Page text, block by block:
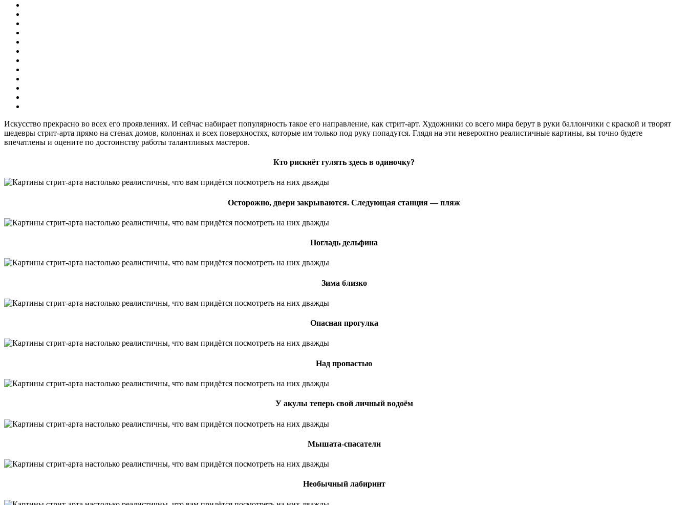
Искусство прекрасно во всех его проявлениях. И сейчас набирает популярность такое его направление, как стрит-арт. Художники со всего мира берут в руки баллончики с краской и творят
шедевры стрит-арта прямо на стенах домов, колоннах и всех поверхностях, которые им только под руку попадутся. Глядя на эти невероятно реалистичные картины, вы точно будете
впечатлены и оцените по достоинству работы талантливых мастеров.
Кто рискнёт гулять здесь в одиночку?
Осторожно, двери закрываются. Следующая станция — пляж
Погладь дельфина
Зима близко
Опасная прогулка
Над пропастью
У акулы теперь свой личный водоём
Мышата-спасатели
Необычный лабиринт